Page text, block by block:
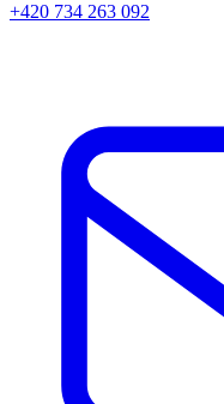
+420 734 263 092